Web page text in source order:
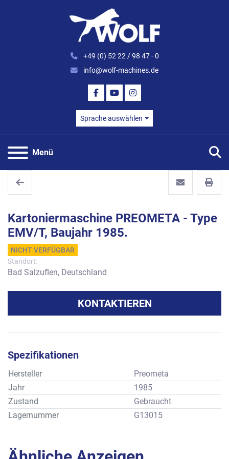
+49 (0) 52 22 / 98 47 - 0
info@wolf-machines.de
FACEBOOK
YOUTUBEINSTAGRAM
Sprache auswählen
Menü
Kartoniermaschine PREOMETA - Type
EMV/T, Baujahr 1985.
NICHT VERFÜGBAR
Standort:
Bad Salzuflen, Deutschland
KONTAKTIEREN
Spezifikationen
Hersteller
Preometa
Jahr
1985
Zustand
Gebraucht
Lagernummer
G13015